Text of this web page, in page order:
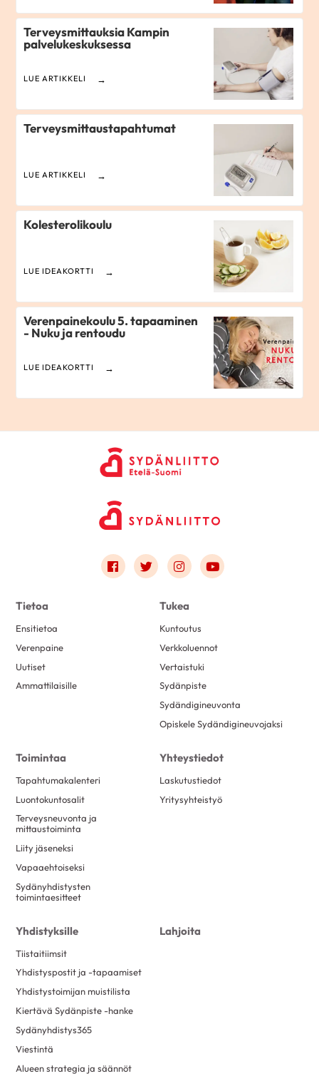
Terveysmittauksia Kampin
palvelukeskuksessa
LUE ARTIKKELI
Terveysmittaustapahtumat
LUE ARTIKKELI
Kolesterolikoulu
LUE IDEAKORTTI
Verenpainekoulu 5. tapaaminen
- Nuku ja rentoudu
LUE IDEAKORTTI
Link to facebook
Link to twitter
Link to instagram
Link to youtube
Tietoa
Ensitietoa
Verenpaine
Uutiset
Ammattilaisille
Tukea
Kuntoutus
Verkkoluennot
Vertaistuki
Sydänpiste
Sydändigineuvonta
Opiskele Sydändigineuvojaksi
Toimintaa
Tapahtumakalenteri
Luontokuntosalit
Terveysneuvonta ja
mittaustoiminta
Liity jäseneksi
Vapaaehtoiseksi
Sydänyhdistysten
toimintaesitteet
Yhteystiedot
Laskutustiedot
Yritysyhteistyö
Yhdistyksille
Tiistaitiimsit
Yhdistyspostit ja -tapaamiset
Yhdistystoimijan muistilista
Kiertävä Sydänpiste -hanke
Sydänyhdistys365
Viestintä
Alueen strategia ja säännöt
Lahjoita